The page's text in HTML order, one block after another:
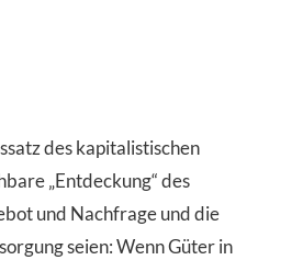
des kapitalistischen
„Entdeckung“ des
und Nachfrage und die
seien: Wenn Güter in